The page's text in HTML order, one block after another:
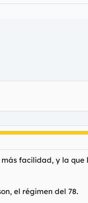
facilidad, y la
el régimen del 78.